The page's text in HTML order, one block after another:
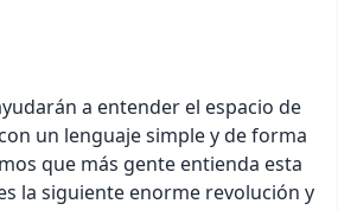
a entender el espacio de
un lenguaje simple y de forma
que más gente entienda esta
la siguiente enorme revolución y
Cancel